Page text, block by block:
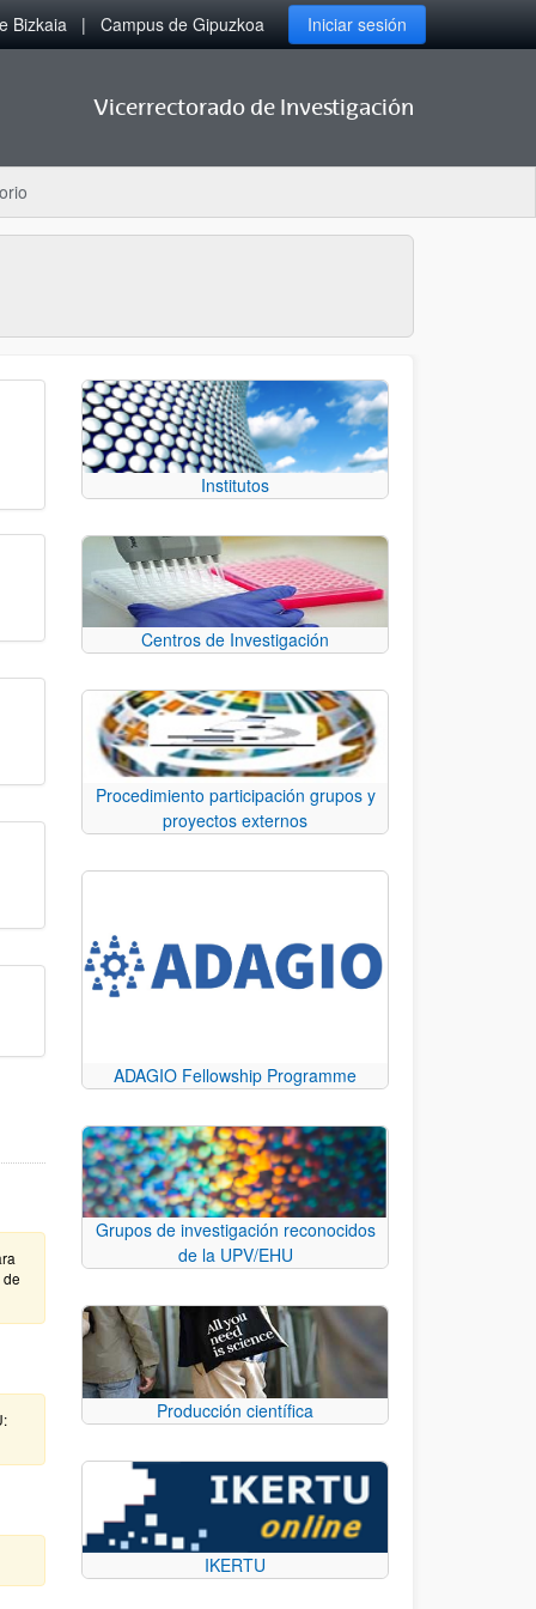
Bizkaia Campus de Gipuzkoa Iniciar sesión
Vicerrectorado de Investigación
Institutos
Centros de Investigación
Procedimiento participación grupos y
proyectos externos
ADAGIO Fellowship Programme
Grupos de investigación reconocidos
de la UPV/EHU
Producción científica
IKERTU